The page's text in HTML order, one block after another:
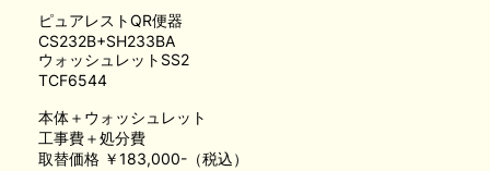
ピュアレストQR便器
CS232B+SH233BA
ウォッシュレットSS2
TCF6544
本体＋ウォッシュレット
工事費＋処分費
取替価格 ￥183,000-（税込）